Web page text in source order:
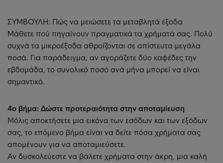
ΣΥΜΒΟΥΛΗ: Πώς να μειώσετε τα μεταβλητά έξοδα
Μάθετε πού πηγαίνουν πραγματικά τα χρήματά σας. Πολύ
συχνά τα μικροέξοδα αθροίζονται σε απίστευτα μεγάλα
ποσά. Για παράδειγμα, αν αγοράζετε δύο καφέδες την
εβδομάδα, το συνολικό ποσό ανά μήνα μπορεί να είναι
σημαντικό.
4ο βήμα: Δώστε προτεραιότητα στην αποταμίευση
Μόλις αποκτήσετε μια εικόνα των εσόδων και των εξόδων
σας, το επόμενο βήμα είναι να δείτε πόσα χρήματα σας
απομένουν για να αποταμιεύσετε.
Αν δυσκολεύεστε να βάλετε χρήματα στην άκρη, μια καλή